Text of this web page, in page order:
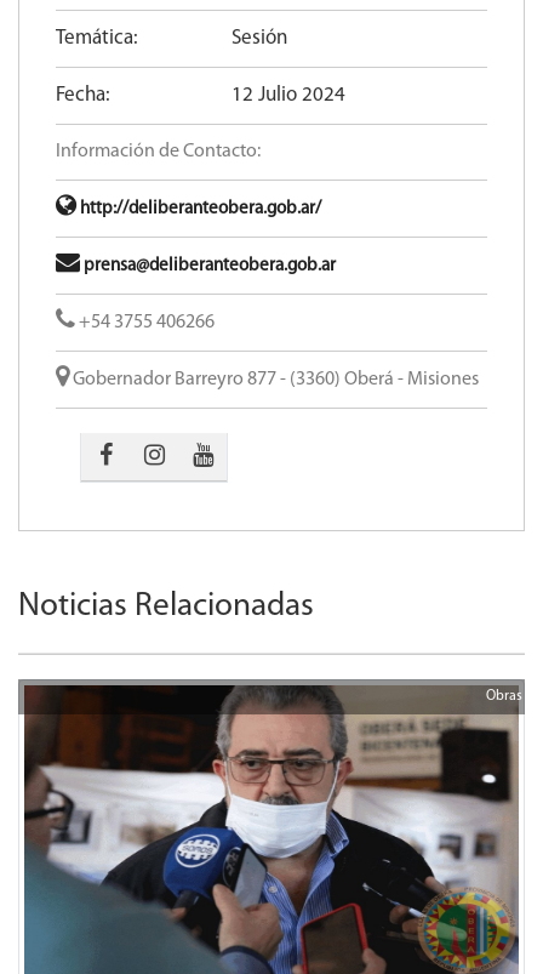
Temática: Sesión
Fecha: 12 Julio 2024
Información de Contacto:
http://deliberanteobera.gob.ar/
prensa@deliberanteobera.gob.ar
+54 3755 406266
Gobernador Barreyro 877 - (3360) Oberá - Misiones
Noticias Relacionadas
Obras